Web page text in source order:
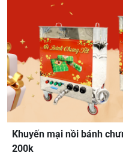
Khuyến mại nồi bánh
200k